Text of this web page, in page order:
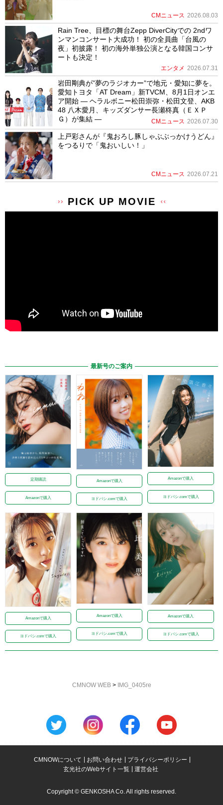
CMニュース 2026.08.03
Rain Tree、目標の舞台Zepp DiverCityでの 2ndワ
ンマンコンサート大成功！ 初の全員曲「台風の
夜」初披露！ 初の海外単独公演となる韓国コンサ
ートも決定！
エンタメ 2026.07.31
岩田剛典が”夢のラジオカー”で地元・愛知に夢を。
愛知トヨタ「AT Dream」新TVCM、8月1日オンエ
ア開始 ― ヘラルボニー松田崇弥・松田文登、AKB
48 八木愛月、キッズダンサー長瀬柊真（ＥＸＰ
Ｇ）が集結 ―
CMニュース 2026.07.30
上戸彩さんが『鬼おろし豚しゃぶぶっかけうどん』
をつるりで「鬼おいしい！」
CMニュース 2026.07.21
PICK UP MOVIE
最新号のご案内
定期購読
Amazonで購入
Amazonで購入
ヨドバシ.comで購入
Amazonで購入
ヨドバシ.comで購入
Amazonで購入
ヨドバシ.comで購入
Amazonで購入
ヨドバシ.comで購入
Amazonで購入
ヨドバシ.comで購入
CMNOW WEB> IMG_0405re
CMNOWについて お問い合わせ
プライバシーポリシー
玄光社のWebサイト一覧
運営会社
Copyright © GENKOSHA Co. All rights reserved.